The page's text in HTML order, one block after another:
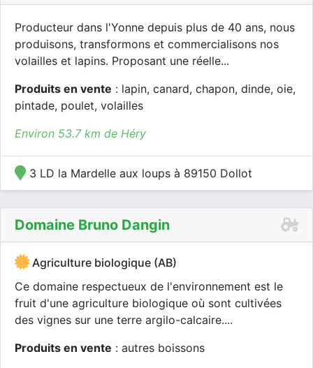
Producteur dans l'Yonne depuis plus de 40 ans, nous
produisons, transformons et commercialisons nos
volailles et lapins. Proposant une réelle...
Produits en vente : lapin, canard, chapon, dinde, oie,
pintade, poulet, volailles
Environ 53.7 km de Héry
3 LD la Mardelle aux loups à 89150 Dollot
Domaine Bruno Dangin
Agriculture biologique (AB)
Ce domaine respectueux de l'environnement est le
fruit d'une agriculture biologique où sont cultivées
des vignes sur une terre argilo-calcaire....
Produits en vente : autres boissons